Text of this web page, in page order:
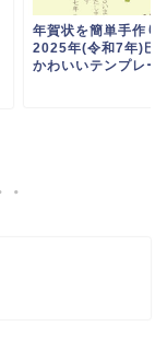
年賀状を簡単手作り
2025年(令和7年)巳
かわいいテンプレー